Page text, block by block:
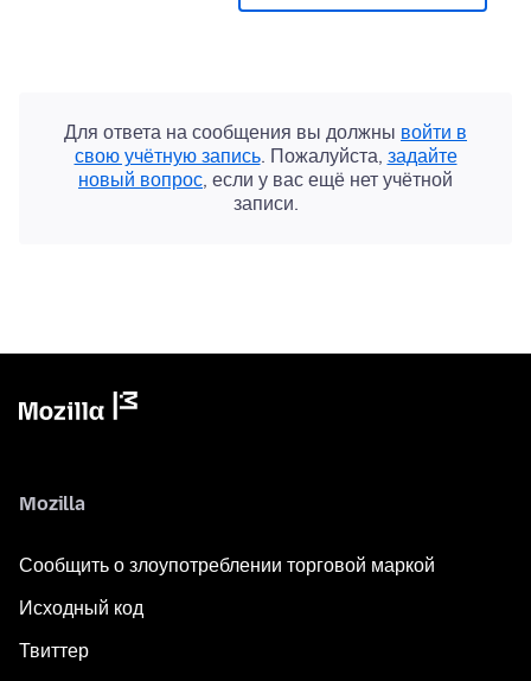
Для ответа на сообщения вы должны войти в
свою учётную запись. Пожалуйста, задайте
новый вопрос, если у вас ещё нет учётной
записи.
Mozilla
Сообщить о злоупотреблении торговой маркой
Исходный код
Твиттер